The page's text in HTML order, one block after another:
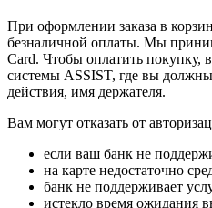
При оформлении заказа в
безналичной оплаты. Мы
Card. Чтобы оплатить покупку,
системы ASSIST, где вы
действия, имя держателя.
Вам могут отказать от
если ваш банк не
на карте недостаточно
банк не поддерживает
истекло время ожидания